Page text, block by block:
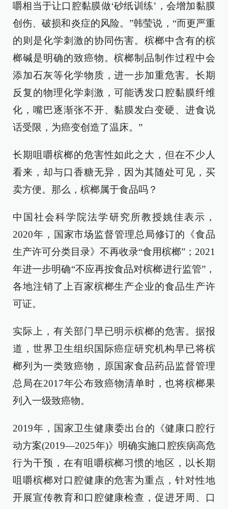
嚼相当于让口腔黏膜做‘砂纸训练’，会增加黏膜
创伤、破损和炎症的风险。”韩莹说，“而更严重
的则是化学刺激的协同伤害。槟榔中含有的槟
榔碱是明确的致癌物。槟榔制品制作过程中会
添加石灰等化学物质，进一步加重危害。长期
反复的物理化学刺激，可能诱发口腔黏膜纤维
化，嘴巴逐渐张不开、黏膜发白变硬、进食说
话受限，为癌变创造了温床。”
长期咀嚼槟榔的危害性如此之大，但在不少人
看来，却与口香糖无异，因为其随处可见，买
卖方便。那么，槟榔属于食品吗？
中国社会科学院法学研究所教授姚佳表示，
2020年，国家市场监督管理总局修订的《食品
生产许可分类目录》不再收录“食用槟榔”；2021
年进一步明确“不应再按食品对槟榔进行监管”，
各地注销了上百家槟榔生产企业的食品生产许
可证。
实际上，有关部门早已明示槟榔的危害。据报
道，世界卫生组织国际癌症研究机构早已将槟
榔列为一类致癌物，原国家食品药品监督管理
总局在2017年公布致癌物清单时，也将槟榔果
列入一级致癌物。
2019年，国家卫生健康委出台的《健康口腔行
动方案(2019—2025年)》明确实施口腔疾病高危
行为干预，在有咀嚼槟榔习惯的地区，以长期
咀嚼槟榔对口腔健康的危害为重点，针对性地
开展宣传教育和口腔健康检查，促进牙周、口